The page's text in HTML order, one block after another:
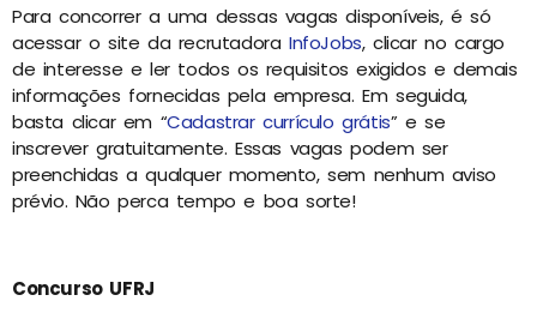
Para concorrer a uma dessas vagas disponíveis, é só
acessar o site da recrutadoraInfoJobs, clicar no cargo
de interesse e ler todos os requisitos exigidos e demais
informações fornecidas pela empresa. Em seguida,
basta clicar em “Cadastrar currículo grátis” e se
inscrever gratuitamente. Essas vagas podem ser
preenchidas a qualquer momento, sem nenhum aviso
prévio. Não perca tempo e boa sorte!
Concurso UFRJ